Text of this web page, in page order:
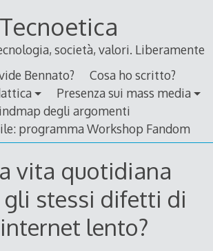
Tecnoetica
società, valori. Liberamente
Bennato?
Cosa ho scritto?
Presenza sui mass media
degli argomenti
programma Workshop Fandom
vita quotidiana
gli stessi difetti di
lento?